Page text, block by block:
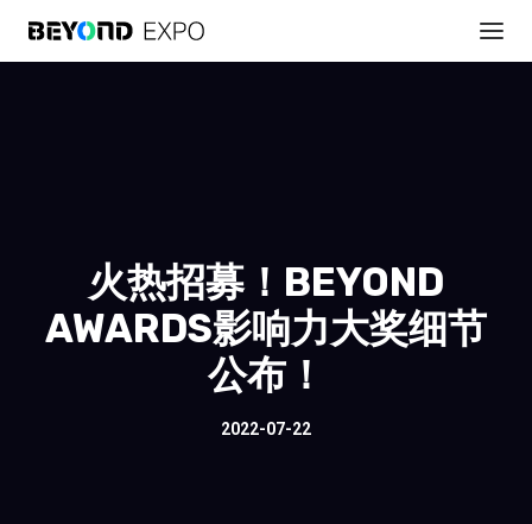
火热招募！BEYOND
AWARDS影响力大奖细节
公布！
2022-07-22